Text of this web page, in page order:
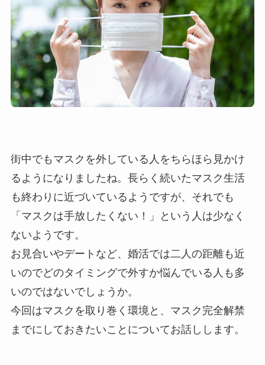
街中でもマスクを外している人をちらほら見かけ
るようになりましたね。長らく続いたマスク生活
も終わりに近づいているようですが、それでも
「マスクは手放したくない！」という人は少なく
ないようです。
お見合いやデートなど、婚活では二人の距離も近
いのでどのタイミングで外すか悩んでいる人も多
いのではないでしょうか。
今回はマスクを取り巻く環境と、マスク完全解禁
までにしておきたいことについてお話しします。